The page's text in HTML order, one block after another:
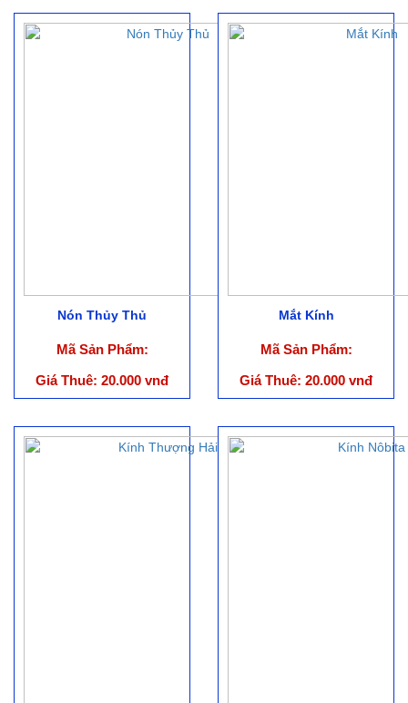
Nón Thủy Thủ
Mã Sản Phẩm:
Giá Thuê: 20.000 vnđ
Mắt Kính
Mã Sản Phẩm:
Giá Thuê: 20.000 vnđ